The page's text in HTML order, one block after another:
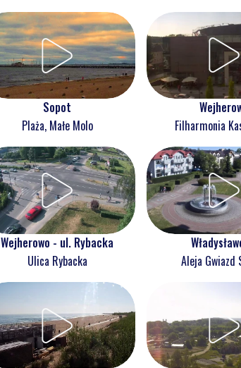
Sopot
Plaża, Małe Molo
Filharmonia
Wejherowo - ul. Rybacka
Ulica Rybacka
Aleja Gwiazd